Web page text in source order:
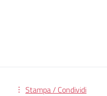
Stampa / Condividi